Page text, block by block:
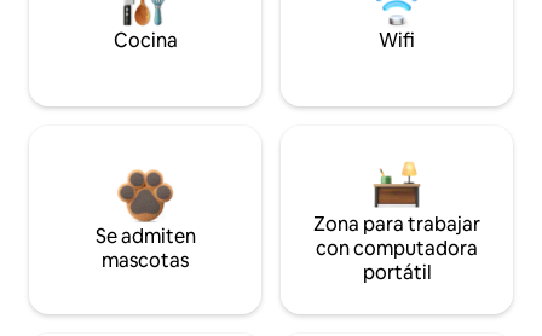
Cocina Wifi
Se admiten
mascotas
Zona para trabajar
con computadora
portátil